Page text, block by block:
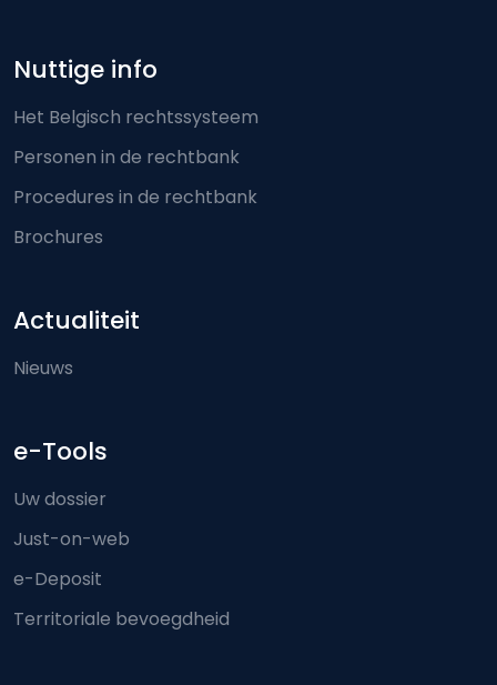
Nuttige info
Het Belgisch rechtssysteem
Personen in de rechtbank
Procedures in de rechtbank
Brochures
Actualiteit
Nieuws
e-Tools
Uw dossier
Just-on-web
e-Deposit
Territoriale bevoegdheid